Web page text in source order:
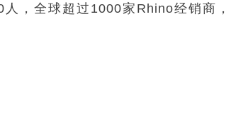
，全球超过1000家Rhino经销商